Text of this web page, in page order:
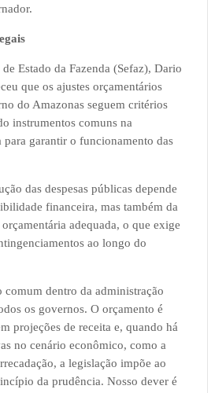
Estado da Fazenda (Sefaz), Dario
que os ajustes orçamentários
do Amazonas seguem critérios
instrumentos comuns na
garantir o funcionamento das
das despesas públicas depende
financeira, mas também da
adequada, o que exige
ao longo do
comum dentro da administração
os governos. O orçamento é
projeções de receita e, quando há
no cenário econômico, como a
a legislação impõe ao
da prudência. Nosso dever é